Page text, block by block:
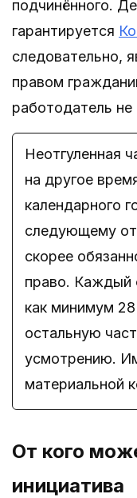
подчинённого.
гарантируется
следовательно,
правом
работодатель не
Неотгуленная
на другое
календарного
следующему
скорее
право. Каждый
как минимум
остальную
усмотрению.
материальной
От кого
инициатива